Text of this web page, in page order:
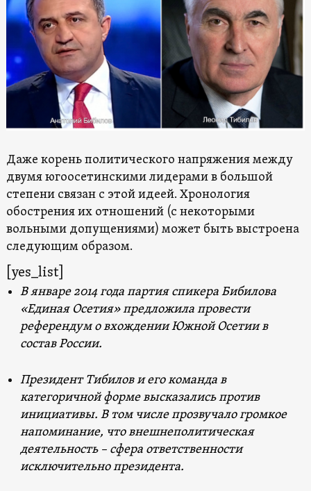
Даже корень политического напряжения между
двумя югоосетинскими лидерами в большой
степени связан с этой идеей. Хронология
обострения их отношений (с некоторыми
вольными допущениями) может быть выстроена
следующим образом.
[yes_list]
В январе 2014 года партия спикера Бибилова
«Единая Осетия» предложила провести
референдум о вхождении Южной Осетии в
состав России.
Президент Тибилов и его команда в
категоричной форме высказались против
инициативы. В том числе прозвучало громкое
напоминание, что внешнеполитическая
деятельность – сфера ответственности
исключительно президента.